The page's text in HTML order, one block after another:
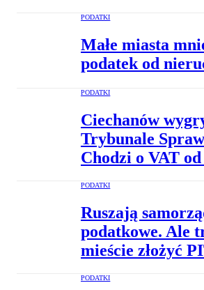
PODATKI
Małe miasta
podatek od
PODATKI
Ciechanów
Trybunale
Chodzi o VAT
PODATKI
Ruszają
podatkowe. Ale
mieście złożyć
PODATKI